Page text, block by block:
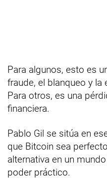
Para algunos, esto es
fraude, el blanqueo y
Para otros, es una
financiera.
Pablo Gil se sitúa en
que Bitcoin sea
alternativa en un
poder práctico.